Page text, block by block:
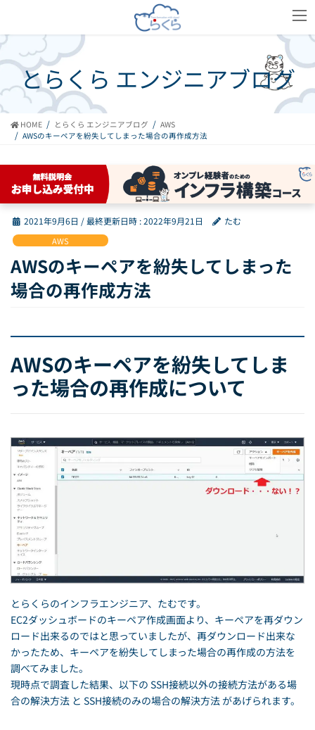
テ
ン
ツ
ス
キ
ゲ
ー
シ
ン
に
とらくら エンジニアブログ
HOME とらくら エンジニアブログ
AWS
AWSのキーペアを紛失してしまった場合の再作成方法
2021年9月6日 / 最終更新日時 :2022年9月21日 たむ
AWS
AWSのキーペアを紛失してしまった
場合の再作成方法
AWSのキーペアを紛失してしま
った場合の再作成について
とらくらのインフラエンジニア、たむです。
EC2ダッシュボードのキーペア作成画面より、キーペアを再ダウン
ロード出来るのではと思っていましたが、再ダウンロード出来な
かったため、キーペアを紛失してしまった場合の再作成の方法を
調べてみました。
現時点で調査した結果、以下の SSH接続以外の接続方法がある場
合の解決方法 と SSH接続のみの場合の解決方法 があげられます。